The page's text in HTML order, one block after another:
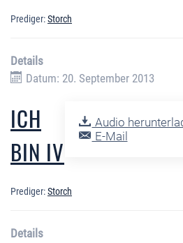
Prediger:Storch
Details
Datum: 20. September 2013
Audio
E-Mail
ICH
BIN IV
Prediger:Storch
Details